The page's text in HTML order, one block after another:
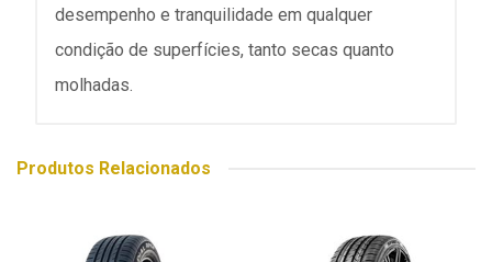
desempenho e tranquilidade em qualquer
condição de superfícies, tanto secas quanto
molhadas.
Produtos Relacionados